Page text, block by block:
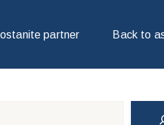
partner Back to